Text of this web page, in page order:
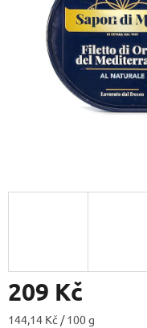
209 Kč
Měrná
144,14 Kč / 100 g